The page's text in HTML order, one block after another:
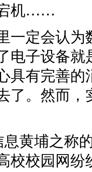
宕机……
一定会认
电子设备
具有完善
了。然而
息黄埔之称
校校园网纷